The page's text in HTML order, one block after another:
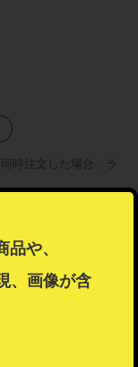
時注文した場合、ラ
や、
、画像が含